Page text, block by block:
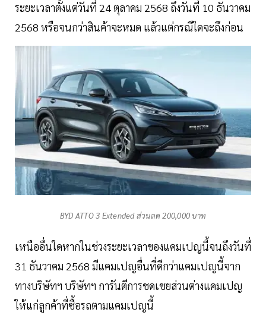
ระยะเวลาตั้งแต่วันที่ 24 ตุลาคม 2568 ถึงวันที่ 10 ธันวาคม
2568 หรือจนกว่าสินค้าจะหมด แล้วแต่กรณีใดจะถึงก่อน
BYD ATTO 3 Extended ส่วนลด 200,000 บาท
เหนืออื่นใดหากในช่วงระยะเวลาของแคมเปญนี้จนถึงวันที่
31 ธันวาคม 2568 มีแคมเปญอื่นที่ดีกว่าแคมเปญนี้จาก
ทางบริษัทฯ บริษัทฯ การันตีการชดเชยส่วนต่างแคมเปญ
ให้แก่ลูกค้าที่ซื้อรถตามแคมเปญนี้